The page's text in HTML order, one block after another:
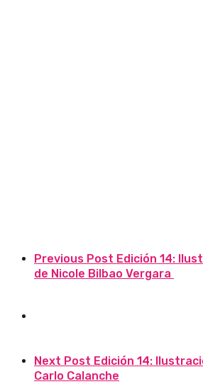
Previous Post Edición 14:
de Nicole Bilbao Vergara
Next Post Edición 14:
Carlo Calanche